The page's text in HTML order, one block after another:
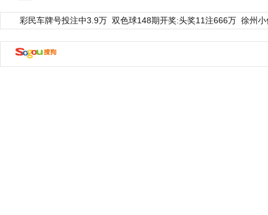
彩民车牌号投注中3.9万 双色球148期开奖:头奖11注666万 徐州